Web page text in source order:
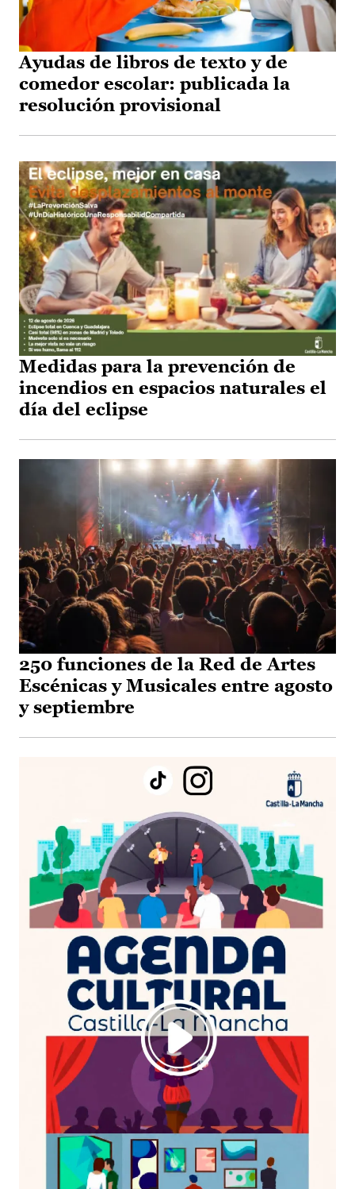
Ayudas de libros de texto y de
comedor escolar: publicada la
resolución provisional
Medidas para la prevención de
incendios en espacios naturales el
día del eclipse
250 funciones de la Red de Artes
Escénicas y Musicales entre agosto
y septiembre